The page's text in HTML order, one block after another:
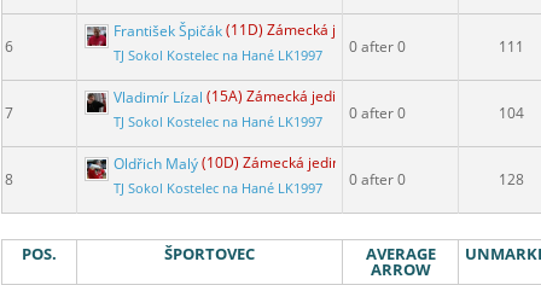
6
František Špičák(11D) Zámecká jediná
TJ Sokol Kostelec na Hané LK1997 0 after 0 111
7
Vladimír Lízal (15A) Zámecká jediná
TJ Sokol Kostelec na Hané LK1997 0 after 0 104
8
Oldřich Malý(10D) Zámecká jediná
TJ Sokol Kostelec na Hané LK1997 0 after 0 128
POS. ŠPORTOVEC AVERAGE
ARROW